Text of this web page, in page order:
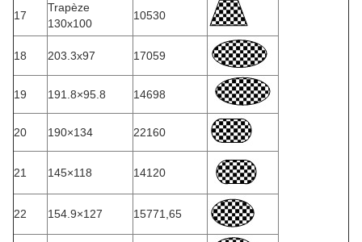
17
Trapèze
130x100
10530
18 203.3x97 17059
19 191.8×95.8 14698
20 190×134 22160
21 145×118 14120
22 154.9×127 15771,65